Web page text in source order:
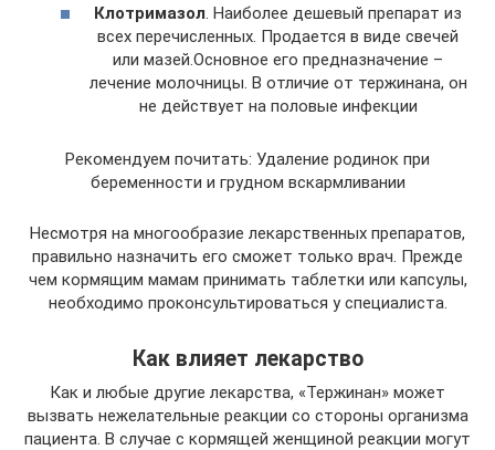
Клотримазол. Наиболее дешевый препарат из
всех перечисленных. Продается в виде свечей
или мазей.Основное его предназначение –
лечение молочницы. В отличие от тержинана, он
не действует на половые инфекции
Рекомендуем почитать: Удаление родинок при
беременности и грудном вскармливании
Несмотря на многообразие лекарственных препаратов,
правильно назначить его сможет только врач. Прежде
чем кормящим мамам принимать таблетки или капсулы,
необходимо проконсультироваться у специалиста.
Как влияет лекарство
Как и любые другие лекарства, «Тержинан» может
вызвать нежелательные реакции со стороны организма
пациента. В случае с кормящей женщиной реакции могут